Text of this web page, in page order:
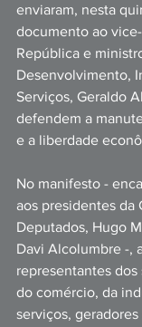
enviaram, nesta
documento ao
República e
Desenvolvimento,
Serviços, Geraldo
defendem a
e a liberdade
No manifesto -
aos presidentes da
Deputados, Hugo
Davi Alcolumbre -,
representantes
do comércio, da
serviços,